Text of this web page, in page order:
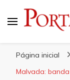
Página inicial
Malvada: